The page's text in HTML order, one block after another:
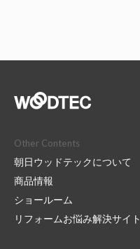
Other Contents
朝日ウッドテックについて
商品情報
ショールーム
リフォームお悩み解決サイト